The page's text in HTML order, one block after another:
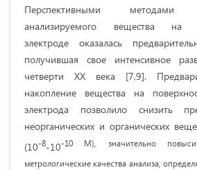
Перспективными методами
анализируемого вещества на
электроде ока­залась
получившая свое интенсивное
четверти XX века [7,9].
накопление вещества на
электрода позволи­ло снизить
неорганических и органических
(10-8-10-10 М), значительно
метрологические качества анализа,